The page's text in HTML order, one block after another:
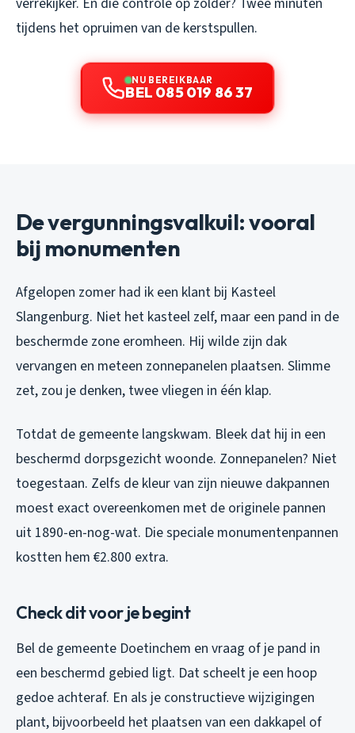
tijdens het opruimen van de kerstspullen.
NU BEREIKBAAR
BEL 085 019 86 37
De vergunningsvalkuil: vooral
bij monumenten
Afgelopen zomer had ik een klant bij Kasteel
Slangenburg. Niet het kasteel zelf, maar een pand in de
beschermde zone eromheen. Hij wilde zijn dak
vervangen en meteen zonnepanelen plaatsen. Slimme
zet, zou je denken, twee vliegen in één klap.
Totdat de gemeente langskwam. Bleek dat hij in een
beschermd dorpsgezicht woonde. Zonnepanelen? Niet
toegestaan. Zelfs de kleur van zijn nieuwe dakpannen
moest exact overeenkomen met de originele pannen
uit 1890-en-nog-wat. Die speciale monumentenpannen
kostten hem €2.800 extra.
Check dit voor je begint
Bel de gemeente Doetinchem en vraag of je pand in
een beschermd gebied ligt. Dat scheelt je een hoop
gedoe achteraf. En als je constructieve wijzigingen
plant, bijvoorbeeld het plaatsen van een dakkapel of